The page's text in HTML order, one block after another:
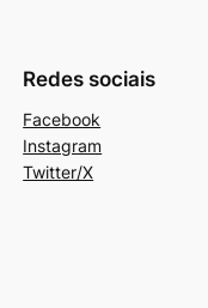
Redes sociais
Facebook
Instagram
Twitter/X